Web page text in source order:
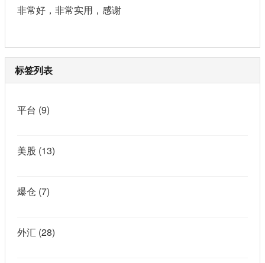
非常好，非常实用，感谢
标签列表
平台 (9)
美股 (13)
爆仓 (7)
外汇 (28)